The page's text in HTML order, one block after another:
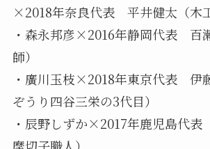
×2018年奈良代表 平井健太（木
・森永邦彦×2016年静岡代表 百
師）
・廣川玉枝×2018年東京代表 伊
ぞうり四谷三栄の3代目）
・辰野しずか×2017年鹿児島代